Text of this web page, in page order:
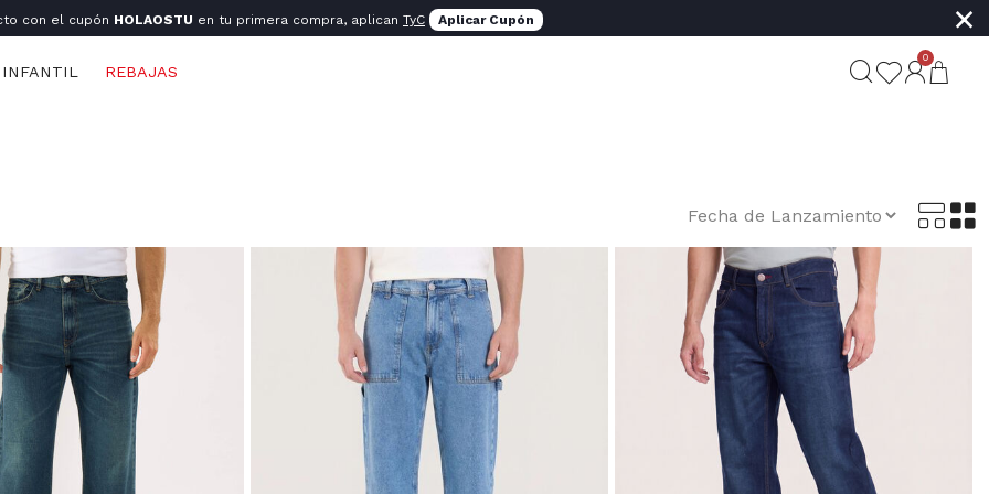
con el cupón HOLAOSTU en tu primera compra, aplican TyC Aplicar Cupón ×
INFANTIL REBAJAS
0